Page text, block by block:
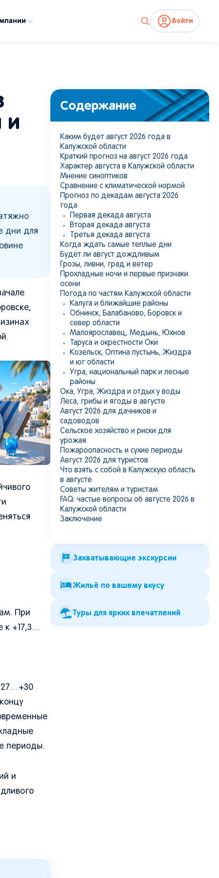
Войти
и
дни для
При
к +17,3…
периоды.
и
Содержание
Каким будет август 2026 года в
Калужской области
Краткий прогноз на август 2026 года
Характер августа в Калужской области
Мнение синоптиков
Сравнение с климатической нормой
Прогноз по декадам августа 2026
года
Первая декада августа
Вторая декада августа
Третья декада августа
Когда ждать самые теплые дни
Будет ли август дождливым
Грозы, ливни, град и ветер
Прохладные ночи и первые признаки
осени
Погода по частям Калужской области
Калуга и ближайшие районы
Обнинск, Балабаново, Боровск и
север области
Малоярославец, Медынь, Юхнов
Таруса и окрестности Оки
Козельск, Оптина пустынь, Жиздра
и юг области
Угра, национальный парк и лесные
районы
Ока, Угра, Жиздра и отдых у воды
Леса, грибы и ягоды в августе
Август 2026 для дачников и
садоводов
Сельское хозяйство и риски для
урожая
Пожароопасность и сухие периоды
Август 2026 для туристов
Что взять с собой в Калужскую область
в августе
Советы жителям и туристам
FAQ: частые вопросы об августе 2026 в
Калужской области
Заключение
Захватывающие экскурсии
Жильё по вашему вкусу
Туры для ярких впечатлений